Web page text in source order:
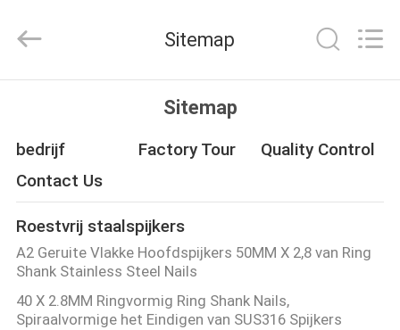
PRODUCTEN
ONGEVEER
ONS
FABRIEKSREIS
License.
Sitemap
Sitemap
bedrijf Factory Tour
Quality Control
Contact Us
Roestvrij staalspijkers
A2 Geruite Vlakke Hoofdspijkers 50MM X 2,8 van Ring
Shank Stainless Steel Nails
40 X 2.8MM Ringvormig Ring Shank Nails,
Spiraalvormige het Eindigen van SUS316 Spijkers